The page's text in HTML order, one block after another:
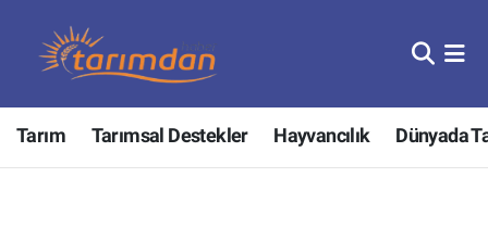
Tarım Tarımsal Destekler Hayvancılık Dünyada
Tarım
Hayvancılık
Nöbetçi Eczaneler
Hava Durumu